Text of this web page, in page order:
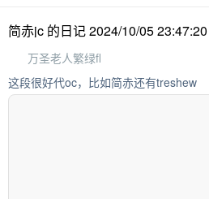
简赤jc 的日记 2024/10/05 23:47:20
万圣老人繁绿fl
这段很好代oc，比如简赤还有treshew